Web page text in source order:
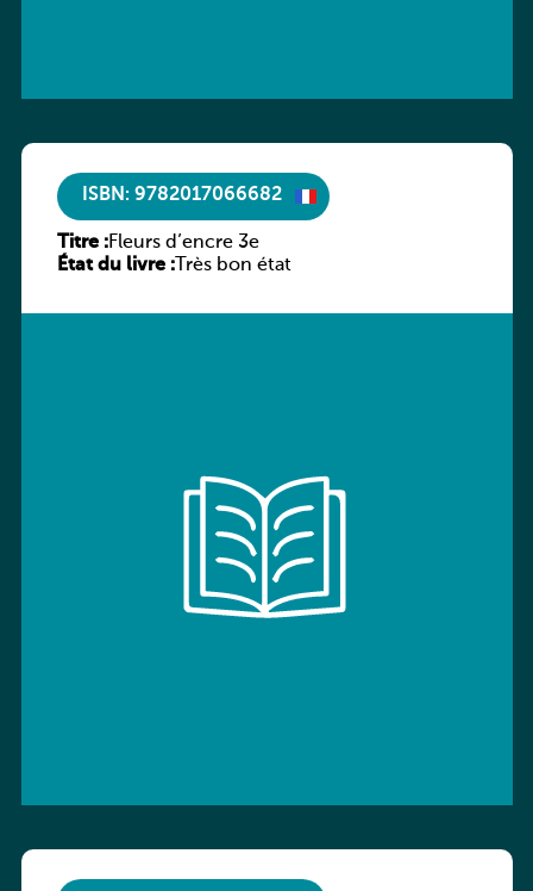
ISBN: 9782017066682
Titre :Fleurs d’encre 3e
État du livre :Très bon état